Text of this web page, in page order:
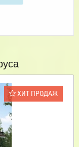
ХИТ ПРОДАЖ